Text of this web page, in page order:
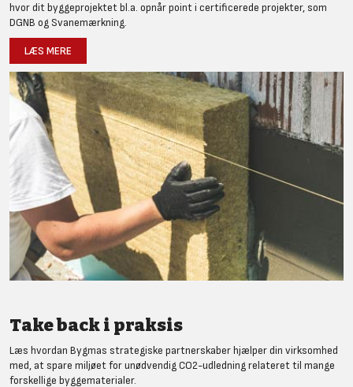
hvor dit byggeprojektet bl.a. opnår point i certificerede projekter, som
DGNB og Svanemærkning.
LÆS MERE
Take back i praksis
Læs hvordan Bygmas strategiske partnerskaber hjælper din virksomhed
med, at spare miljøet for unødvendig CO2-udledning relateret til mange
forskellige byggematerialer.